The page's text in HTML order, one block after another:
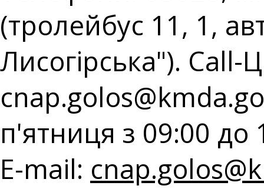
(тролейбус 11, 1,
Лисогірська").
п'ятниця з 09:00 до
E-mail: